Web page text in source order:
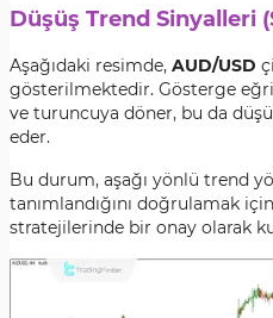
Düşüş Trend Sinyalleri
Aşağıdaki resimde, AUD/USD
gösterilmektedir. Gösterge
ve turuncuya döner, bu da
eder.
Bu durum, aşağı yönlü trend
tanımlandığını doğrulamak
stratejilerinde bir onay olarak